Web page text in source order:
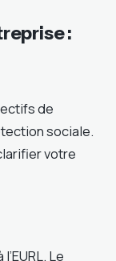
:
de
sociale.
votre
Le